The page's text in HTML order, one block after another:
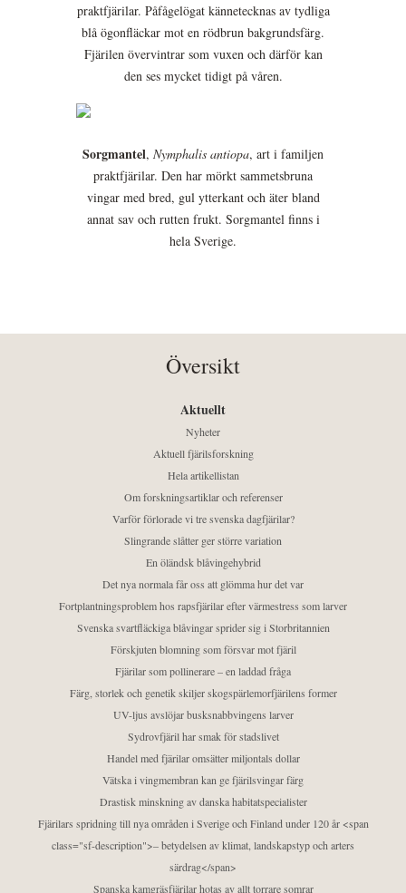
praktfjärilar. Påfågelögat kännetecknas av tydliga
blå ögonfläckar mot en rödbrun bakgrundsfärg.
Fjärilen övervintrar som vuxen och därför kan
den ses mycket tidigt på våren.
Sorgmantel, Nymphalis antiopa, art i familjen
praktfjärilar. Den har mörkt sammetsbruna
vingar med bred, gul ytterkant och äter bland
annat sav och rutten frukt. Sorgmantel finns i
hela Sverige.
Översikt
Aktuellt
Nyheter
Aktuell fjärilsforskning
Hela artikellistan
Om forskningsartiklar och referenser
Varför förlorade vi tre svenska dagfjärilar?
Slingrande slåtter ger större variation
En öländsk blåvingehybrid
Det nya normala får oss att glömma hur det var
Fortplantningsproblem hos rapsfjärilar efter värmestress som larver
Svenska svartfläckiga blåvingar sprider sig i Storbritannien
Förskjuten blomning som försvar mot fjäril
Fjärilar som pollinerare – en laddad fråga
Färg, storlek och genetik skiljer skogspärlemorfjärilens former
UV-ljus avslöjar busksnabbvingens larver
Sydrovfjäril har smak för stadslivet
Handel med fjärilar omsätter miljontals dollar
Vätska i vingmembran kan ge fjärilsvingar färg
Drastisk minskning av danska habitatspecialister
Fjärilars spridning till nya områden i Sverige och Finland under 120 år <span
class="sf-description">– betydelsen av klimat, landskapstyp och arters
särdrag</span>
Spanska kamgräsfjärilar hotas av allt torrare somrar